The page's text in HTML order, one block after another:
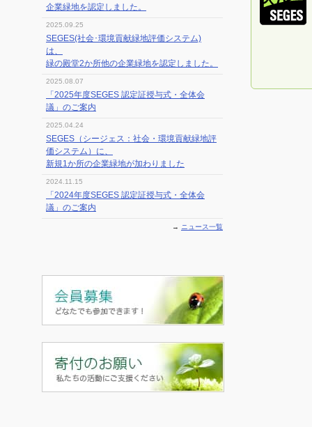
企業緑地を認定しました。
2025.09.25
SEGES(社会･環境貢献緑地評価システム)
は、
緑の殿堂2か所他の企業緑地を認定しました。
2025.08.07
「2025年度SEGES 認定証授与式・全体会
議」のご案内
2025.04.24
SEGES（シージェス：社会・環境貢献緑地評
価システム）に、
新規1か所の企業緑地が加わりました
2024.11.15
「2024年度SEGES 認定証授与式・全体会
議」のご案内
→ ニュース一覧